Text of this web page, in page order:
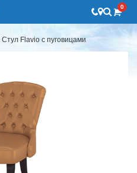
0
Стул Flavio с пуговицами